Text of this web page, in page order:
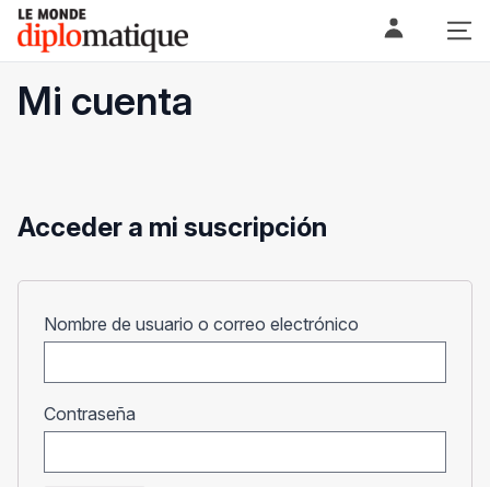
Skip
content
Le monde diplomatique
Mi cuenta
Acceder a mi suscripción
Nombre de usuario o correo electrónico
Contraseña